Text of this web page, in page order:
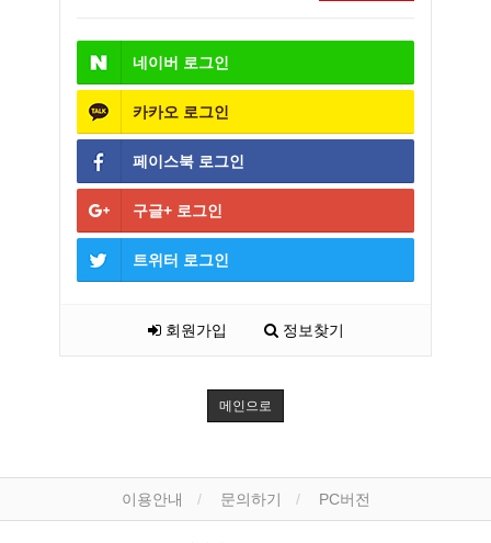
네이버 로그인
카카오 로그인
페이스북 로그인
구글+ 로그인
트위터 로그인
회원가입 정보찾기
메인으로
이용안내 문의하기 PC버전